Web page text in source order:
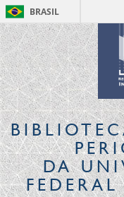
BRASIL
DA